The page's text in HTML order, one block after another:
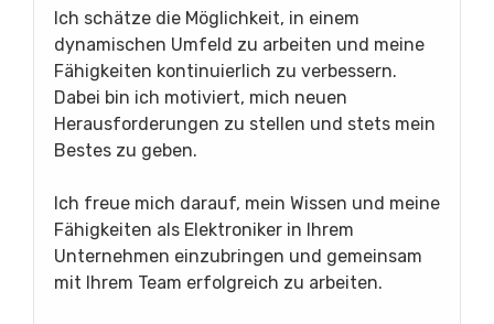
Ich schätze die Möglichkeit, in einem
dynamischen Umfeld zu arbeiten und meine
Fähigkeiten kontinuierlich zu verbessern.
Dabei bin ich motiviert, mich neuen
Herausforderungen zu stellen und stets mein
Bestes zu geben.
Ich freue mich darauf, mein Wissen und meine
Fähigkeiten als Elektroniker in Ihrem
Unternehmen einzubringen und gemeinsam
mit Ihrem Team erfolgreich zu arbeiten.